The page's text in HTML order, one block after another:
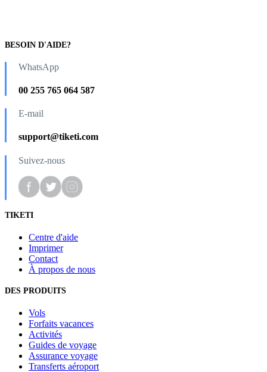
BESOIN D'AIDE?
WhatsApp
00 255 765 064 587
E-mail
support@tiketi.com
Suivez-nous
TIKETI
Centre d'aide
Imprimer
Contact
À propos de nous
DES PRODUITS
Vols
Forfaits vacances
Activités
Guides de voyage
Assurance voyage
Transferts aéroport